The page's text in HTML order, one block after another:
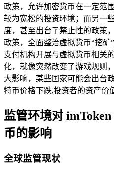
政策，允许加密货币在一定范
较为宽松的投资环境；而另一
度，甚至出台了禁止性的政策
政策，全面整治虚拟货币“挖矿
支付机构开展与虚拟货币相关
化，就像突然改变了游戏规则
大影响，某些国家可能会出台
特币价格下跌,投资者的资产价
监管环境对
币的影响
全球监管现状